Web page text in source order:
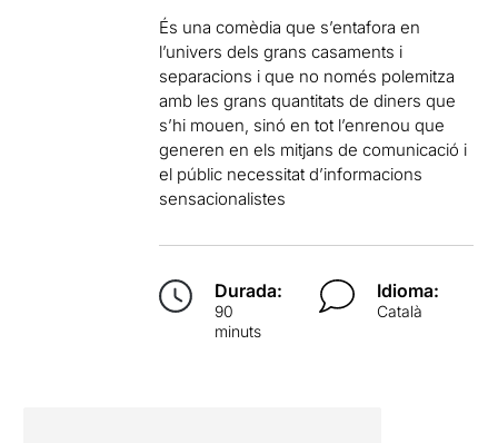
És una comèdia que s’entafora en
l’univers dels grans casaments i
separacions i que no només polemitza
amb les grans quantitats de diners que
s’hi mouen, sinó en tot l’enrenou que
generen en els mitjans de comunicació i
el públic necessitat d’informacions
sensacionalistes
Durada:
90
minuts
Idioma:
Català